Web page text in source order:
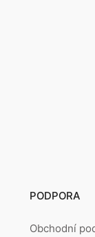
PODPORA
Obchodní